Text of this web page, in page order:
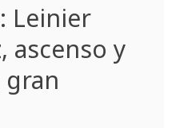
Leinier
ascenso y
gran